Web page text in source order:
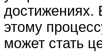
достижениях.
этому
может стать